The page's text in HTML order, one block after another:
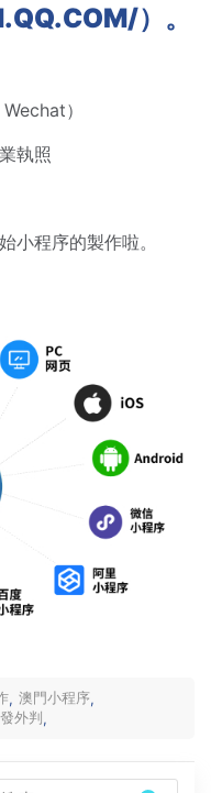
）。
）
執照
小程序的製作啦。
, 澳門小程序,
外判,